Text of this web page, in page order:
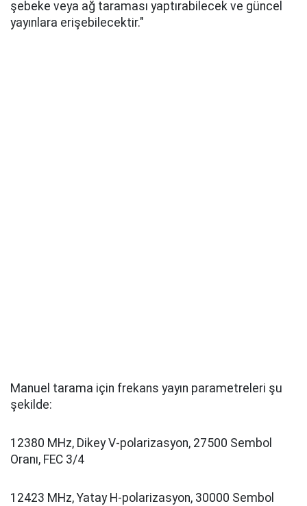
şebeke veya ağ taraması yaptırabilecek ve güncel
yayınlara erişebilecektir."
Manuel tarama için frekans yayın parametreleri şu
şekilde:
12380 MHz, Dikey V-polarizasyon, 27500 Sembol
Oranı, FEC 3/4
12423 MHz, Yatay H-polarizasyon, 30000 Sembol